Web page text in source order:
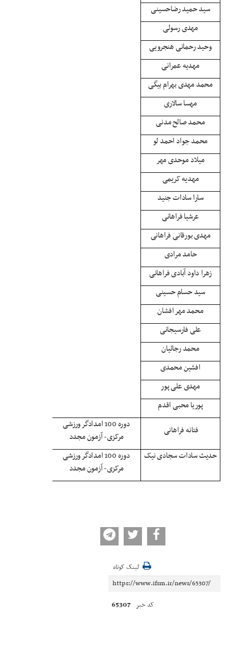
سید حمید رضاحسینی
مهدی رسولی
وحید رحمانی هنجرویی
مهدیه عمرانی
محمد مهدی بهرام بیگی
مهسا سالاری
محمد صالح مدنی
محمد جواد احمد لو
میلاد موحدی مهر
مهدیه کریمی
سارا سادات جنید
عرشیا فراهانی
مهدی بورقانی فراهانی
حامد مرادی
زهرا داود آبادی فراهانی
سید حسام حسینی
محمد مهر افشان
علی فارسیجانی
محمد رجائیان
افشین محمدی
مهدی علی پور
پوریا محبی اقدم
فتانه فراهانی
دوره 100 امدادگر ورزشی
مرکزی- آزمون مجدد
حدیث سادات سجادی نیک
دوره 100 امدادگر ورزشی
مرکزی- آزمون مجدد
لینک کوتاه
کد خبر 65307